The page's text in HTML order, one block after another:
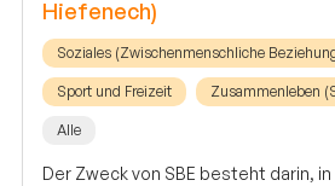
Hiefenech)
Soziales (Zwischenmenschliche
Sport und Freizeit Zusammenleben
Alle
Der Zweck von SBE besteht darin,